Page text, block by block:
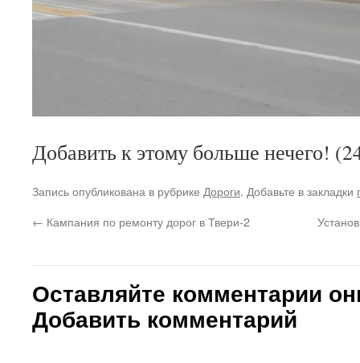
Добавить к этому больше нечего!
Запись опубликована в рубрике Дороги. Добавьте в закладки
← Кампания по ремонту дорог в Твери-2
Оставляйте комментарии
Добавить комментарий